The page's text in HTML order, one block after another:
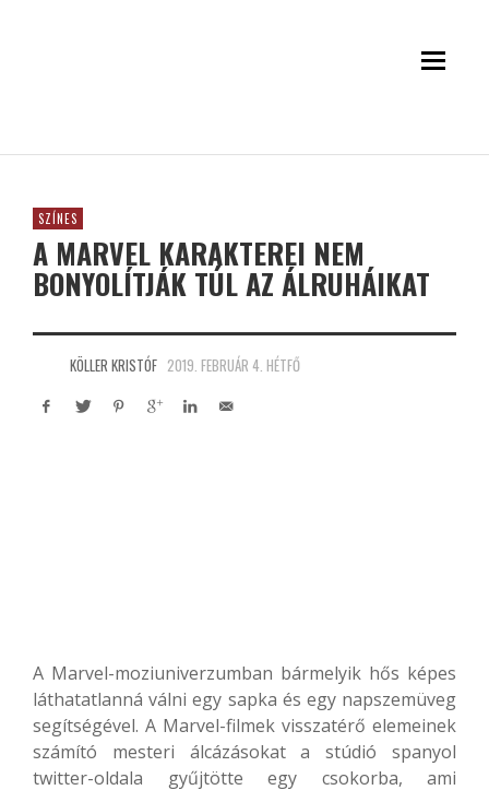
SZÍNES
A MARVEL KARAKTEREI NEM
BONYOLÍTJÁK TÚL AZ ÁLRUHÁIKAT
KÖLLER KRISTÓF 2019. FEBRUÁR 4. HÉTFŐ
A Marvel-moziuniverzumban bármelyik hős képes
láthatatlanná válni egy sapka és egy napszemüveg
segítségével. A Marvel-filmek visszatérő elemeinek
számító mesteri álcázásokat a stúdió spanyol
twitter-oldala gyűjtötte egy csokorba, ami